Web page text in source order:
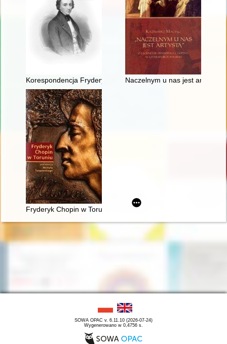
Korespondencja Fryderyka Chopina. T. 3 cz. 4Naczelnym u nas jest artystą".
Fryderyk Chopin w Toruniu
SOWA OPAC v. 6.11.10 (2026-07-24)
Wygenerowano w 0,4756 s.